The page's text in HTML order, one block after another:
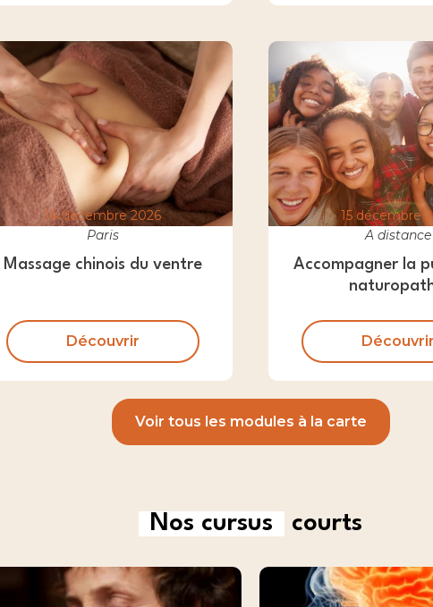
14 décembre 2026
Paris
Massage chinois du ventre
Découvrir
15 décembre
A distance
Accompagner la
Découvrir
Voir tous les modules à la carte
Nos cursus courts